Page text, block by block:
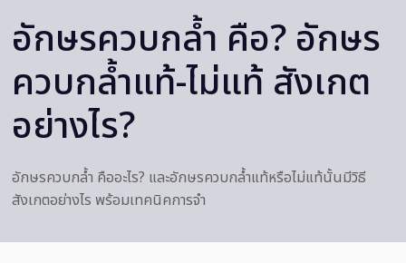
อักษรควบกล้ำ คือ? อักษร
ควบกล้ำแท้-ไม่แท้ สังเกต
อย่างไร?
อักษรควบกล้ำ คืออะไร? และอักษรควบกล้ำแท้หรือไม่แท้นั้นมีวิธี
สังเกตอย่างไร พร้อมเทคนิคการจำ